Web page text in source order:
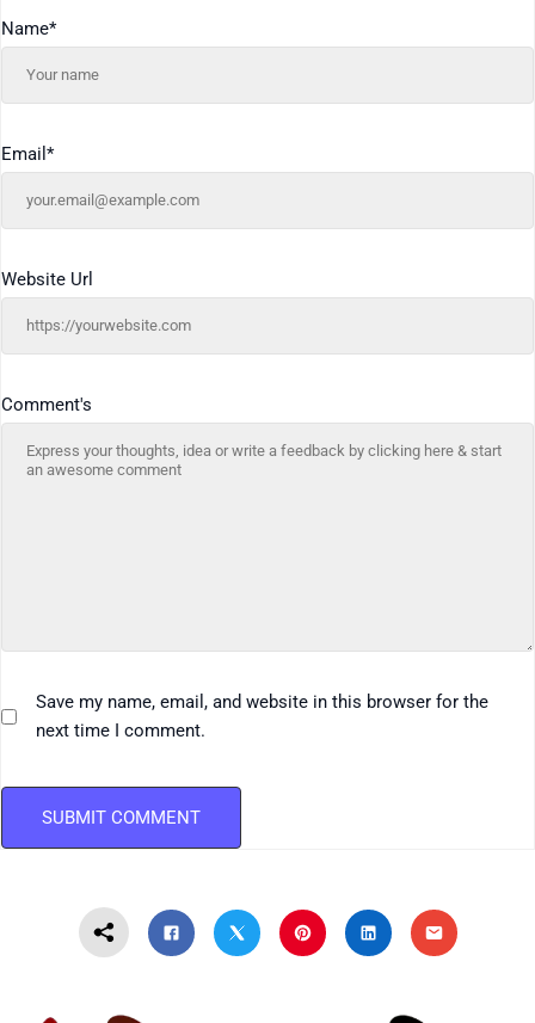
Comment's
Name*
Email *
Website Url
Save my name, email, and website in this browser for the
next time I comment.